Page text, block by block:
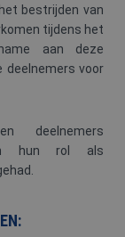
bestrijden van
tijdens het
aan deze
deelnemers voor
deelnemers
in hun rol als